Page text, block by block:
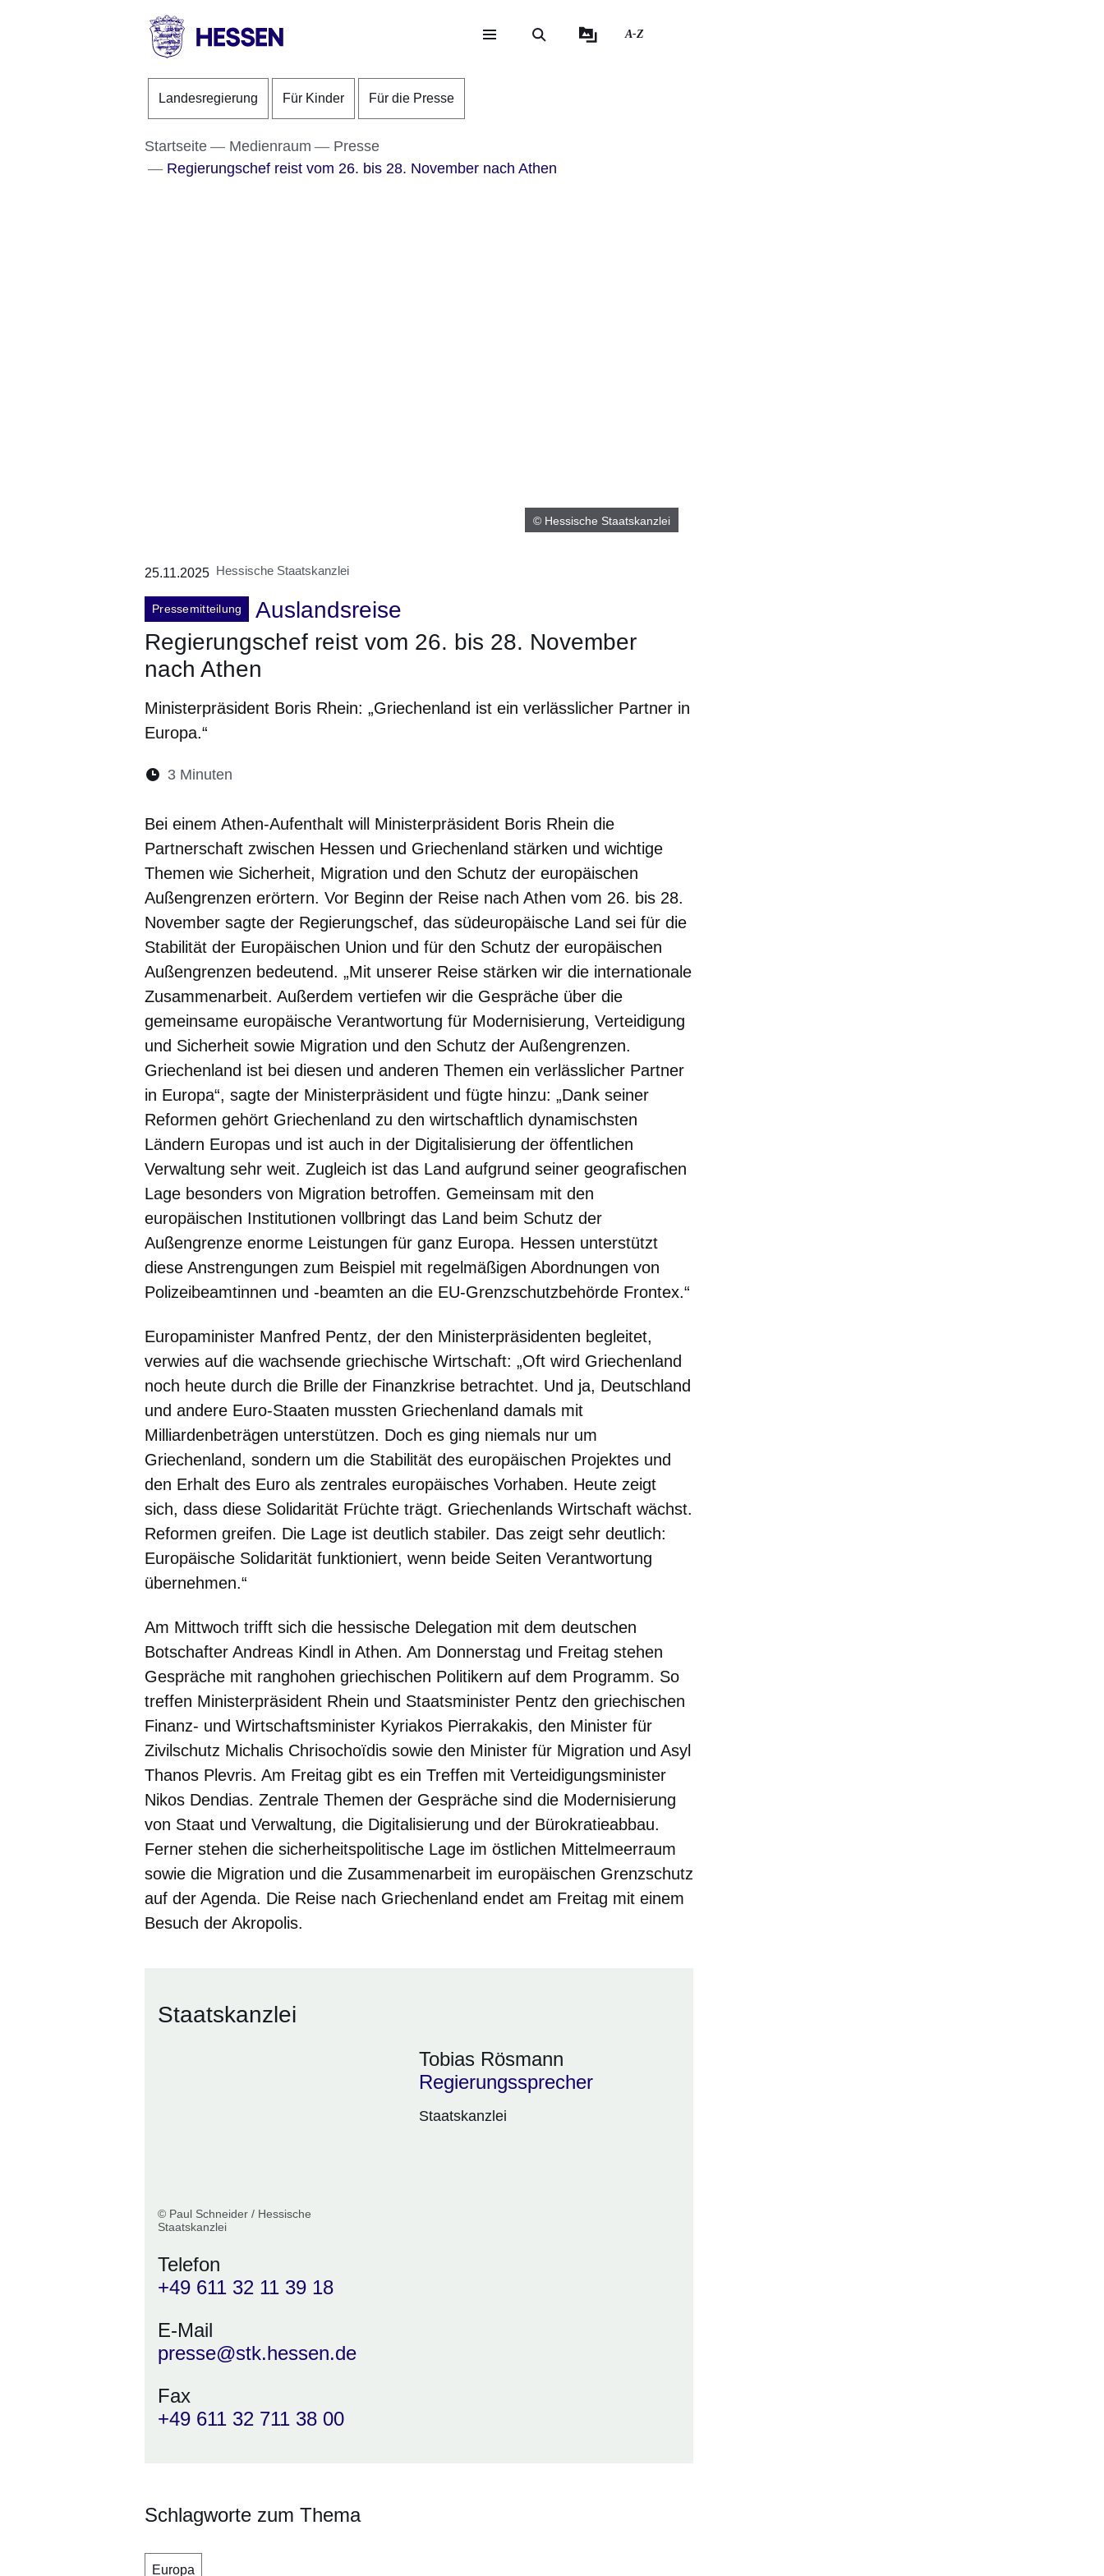
Direkt zum Kopf der Seite
Direkt zum Inhalt
Direkt zum Fuß der Seite
Landesregierung
A-Z
Landesregierung Für Kinder Für die Presse
Startseite Medienraum
Presse
Regierungschef reist vom 26. bis 28. November nach Athen
© Hessische Staatskanzlei
25.11.2025 Hessische Staatskanzlei
Pressemitteilung
Auslandsreise
Regierungschef reist vom 26. bis 28. November
nach Athen
Ministerpräsident Boris Rhein: „Griechenland ist ein verlässlicher Partner in
Europa.“
Lesedauer:
3 Minuten
Bei einem Athen-Aufenthalt will Ministerpräsident Boris Rhein die
Partnerschaft zwischen Hessen und Griechenland stärken und wichtige
Themen wie Sicherheit, Migration und den Schutz der europäischen
Außengrenzen erörtern. Vor Beginn der Reise nach Athen vom 26. bis 28.
November sagte der Regierungschef, das südeuropäische Land sei für die
Stabilität der Europäischen Union und für den Schutz der europäischen
Außengrenzen bedeutend. „Mit unserer Reise stärken wir die internationale
Zusammenarbeit. Außerdem vertiefen wir die Gespräche über die
gemeinsame europäische Verantwortung für Modernisierung, Verteidigung
und Sicherheit sowie Migration und den Schutz der Außengrenzen.
Griechenland ist bei diesen und anderen Themen ein verlässlicher Partner
in Europa“, sagte der Ministerpräsident und fügte hinzu: „Dank seiner
Reformen gehört Griechenland zu den wirtschaftlich dynamischsten
Ländern Europas und ist auch in der Digitalisierung der öffentlichen
Verwaltung sehr weit. Zugleich ist das Land aufgrund seiner geografischen
Lage besonders von Migration betroffen. Gemeinsam mit den
europäischen Institutionen vollbringt das Land beim Schutz der
Außengrenze enorme Leistungen für ganz Europa. Hessen unterstützt
diese Anstrengungen zum Beispiel mit regelmäßigen Abordnungen von
Polizeibeamtinnen und -beamten an die EU-Grenzschutzbehörde Frontex.“
Europaminister Manfred Pentz, der den Ministerpräsidenten begleitet,
verwies auf die wachsende griechische Wirtschaft: „Oft wird Griechenland
noch heute durch die Brille der Finanzkrise betrachtet. Und ja, Deutschland
und andere Euro-Staaten mussten Griechenland damals mit
Milliardenbeträgen unterstützen. Doch es ging niemals nur um
Griechenland, sondern um die Stabilität des europäischen Projektes und
den Erhalt des Euro als zentrales europäisches Vorhaben. Heute zeigt
sich, dass diese Solidarität Früchte trägt. Griechenlands Wirtschaft wächst.
Reformen greifen. Die Lage ist deutlich stabiler. Das zeigt sehr deutlich:
Europäische Solidarität funktioniert, wenn beide Seiten Verantwortung
übernehmen.“
Am Mittwoch trifft sich die hessische Delegation mit dem deutschen
Botschafter Andreas Kindl in Athen. Am Donnerstag und Freitag stehen
Gespräche mit ranghohen griechischen Politikern auf dem Programm. So
treffen Ministerpräsident Rhein und Staatsminister Pentz den griechischen
Finanz- und Wirtschaftsminister Kyriakos Pierrakakis, den Minister für
Zivilschutz Michalis Chrisochoïdis sowie den Minister für Migration und Asyl
Thanos Plevris. Am Freitag gibt es ein Treffen mit Verteidigungsminister
Nikos Dendias. Zentrale Themen der Gespräche sind die Modernisierung
von Staat und Verwaltung, die Digitalisierung und der Bürokratieabbau.
Ferner stehen die sicherheitspolitische Lage im östlichen Mittelmeerraum
sowie die Migration und die Zusammenarbeit im europäischen Grenzschutz
auf der Agenda. Die Reise nach Griechenland endet am Freitag mit einem
Besuch der Akropolis.
Staatskanzlei
© Paul Schneider / Hessische
Staatskanzlei
Tobias Rösmann
Regierungssprecher
Staatskanzlei
Telefon
+49 611 32 11 39 18
E-Mail
presse@stk.hessen.de
Fax
+49 611 32 711 38 00
Schlagworte zum Thema
Europa